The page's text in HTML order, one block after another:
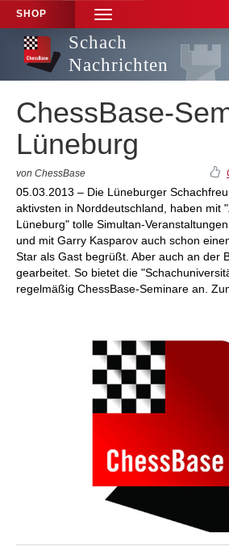
SHOP
TOGGLE
NAVIGATION
Schach
Nachrichten
ChessBase-
Lüneburg
von ChessBase
05.03.2013 – Die Lüneburger
aktivsten in Norddeutschland, haben mit
Lüneburg" tolle Simultan-
und mit Garry Kasparov auch schon
Star als Gast begrüßt. Aber auch an der
gearbeitet. So bietet die
regelmäßig ChessBase-Seminare an.